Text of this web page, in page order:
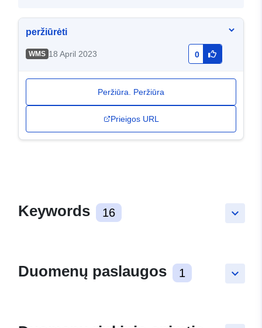
peržiūrėti
WMS 18 April 2023 0
Peržiūra. Peržiūra
Prieigos URL
keyboard_arrow_down
Keywords 16
keyboard_arrow_down
Duomenų paslaugos 1